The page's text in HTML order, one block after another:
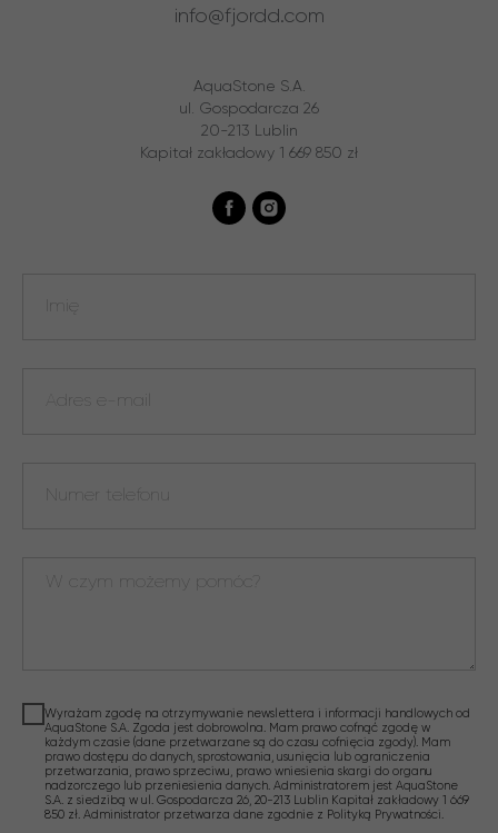
info@fjordd.com
AquaStone S.A.
ul. Gospodarcza 26
20-213 Lublin
Kapitał zakładowy 1 669 850 zł
Wyrażam zgodę na otrzymywanie newslettera i informacji handlowych od
AquaStone S.A. Zgoda jest dobrowolna. Mam prawo cofnąć zgodę w
każdym czasie (dane przetwarzane są do czasu cofnięcia zgody). Mam
prawo dostępu do danych, sprostowania, usunięcia lub ograniczenia
przetwarzania, prawo sprzeciwu, prawo wniesienia skargi do organu
nadzorczego lub przeniesienia danych. Administratorem jest AquaStone
S.A. z siedzibą w ul. Gospodarcza 26, 20-213 Lublin Kapitał zakładowy 1 669
850 zł. Administrator przetwarza dane zgodnie z Polityką Prywatności.